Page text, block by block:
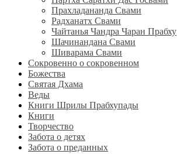
Прахладананда Свами
Радханатх Свами
Чайтанья Чандра Чаран Прабху
Шачинандана Свами
Шиварама Свами
Сокровенно о сокровенном
Божества
Святая Дхама
Веды
Книги Шрилы Прабхупады
Книги
Творчество
Забота о детях
Забота о преданных